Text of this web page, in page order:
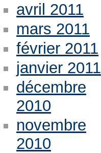
avril 2011
mars 2011
février 2011
janvier 2011
décembre
2010
novembre
2010